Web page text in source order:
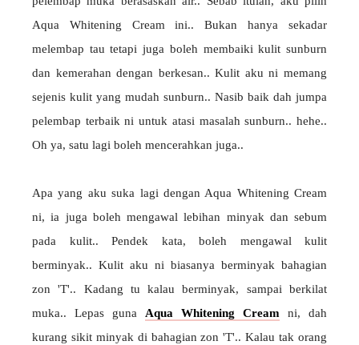
Aqua Whitening Cream ini.. Bukan hanya sekadar
melembap tau tetapi juga boleh membaiki kulit sunburn
dan kemerahan dengan berkesan.. Kulit aku ni memang
sejenis kulit yang mudah sunburn.. Nasib baik dah jumpa
pelembap terbaik ni untuk atasi masalah sunburn.. hehe..
Oh ya, satu lagi boleh mencerahkan juga..
Apa yang aku suka lagi dengan Aqua Whitening Cream
ni, ia juga boleh mengawal lebihan minyak dan sebum
pada kulit.. Pendek kata, boleh mengawal kulit
berminyak.. Kulit aku ni biasanya berminyak bahagian
zon 'T'.. Kadang tu kalau berminyak, sampai berkilat
muka.. Lepas guna Aqua Whitening Cream ni, dah
kurang sikit minyak di bahagian zon 'T'.. Kalau tak orang